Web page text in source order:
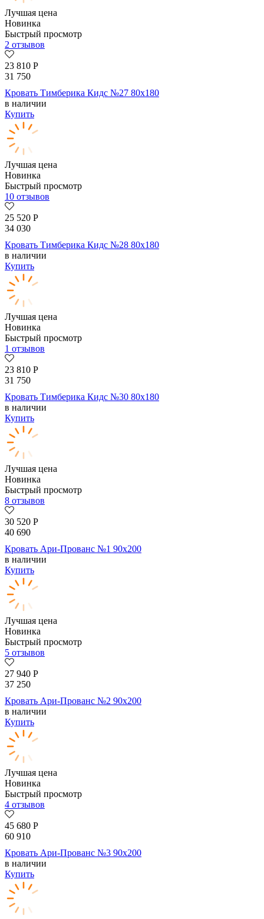
Лучшая цена
Новинка
Быстрый просмотр
2 отзывов
23 810 Р
31 750
Кровать Тимберика Кидс №27 80х180
в наличии
Купить
Лучшая цена
Новинка
Быстрый просмотр
10 отзывов
25 520 Р
34 030
Кровать Тимберика Кидс №28 80х180
в наличии
Купить
Лучшая цена
Новинка
Быстрый просмотр
1 отзывов
23 810 Р
31 750
Кровать Тимберика Кидс №30 80х180
в наличии
Купить
Лучшая цена
Новинка
Быстрый просмотр
8 отзывов
30 520 Р
40 690
Кровать Ари-Прованс №1 90х200
в наличии
Купить
Лучшая цена
Новинка
Быстрый просмотр
5 отзывов
27 940 Р
37 250
Кровать Ари-Прованс №2 90х200
в наличии
Купить
Лучшая цена
Новинка
Быстрый просмотр
4 отзывов
45 680 Р
60 910
Кровать Ари-Прованс №3 90х200
в наличии
Купить